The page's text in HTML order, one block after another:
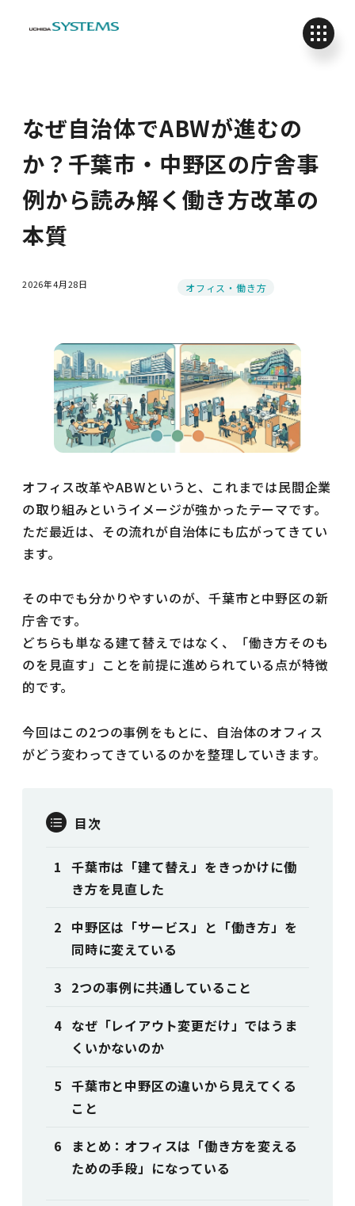
なぜ自治体でABWが進むの
か？千葉市・中野区の庁舎事
例から読み解く働き方改革の
本質
投稿日
2026年4月28日 カテゴリー
オフィス・働き方
オフィス改革やABWというと、これまでは民間企業
の取り組みというイメージが強かったテーマです。
ただ最近は、その流れが自治体にも広がってきてい
ます。
その中でも分かりやすいのが、千葉市と中野区の新
庁舎です。
どちらも単なる建て替えではなく、「働き方そのも
のを見直す」ことを前提に進められている点が特徴
的です。
今回はこの2つの事例をもとに、自治体のオフィス
がどう変わってきているのかを整理していきます。
目次
千葉市は「建て替え」をきっかけに働
き方を見直した
中野区は「サービス」と「働き方」を
同時に変えている
2つの事例に共通していること
なぜ「レイアウト変更だけ」ではうま
くいかないのか
千葉市と中野区の違いから見えてくる
こと
まとめ：オフィスは「働き方を変える
ための手段」になっている